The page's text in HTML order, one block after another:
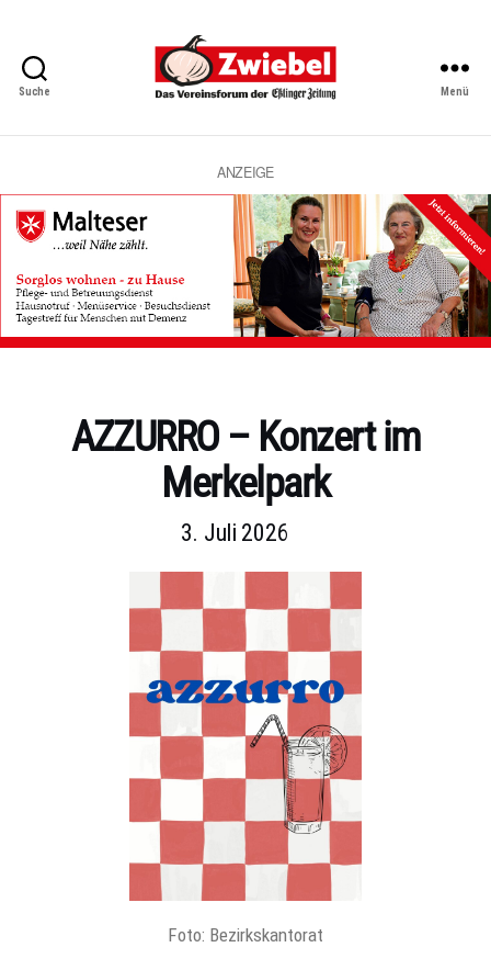
Suche
Vereinsforum
Eßlinger
Zeitung
Menü
ANZEIGE
KategorienAZZURRO – Konzert im
Merkelpark
3. Juli 2026
Foto: Bezirkskantorat